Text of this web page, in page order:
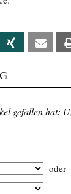
Linkedin Xing Email
gefallen hat:
oder